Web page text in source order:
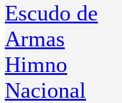
Escudo de
Armas
Himno
Nacional